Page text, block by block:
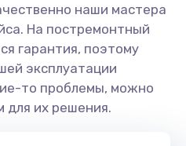
наши мастера
На постремонтный
гарантия, поэтому
эксплуатации
то проблемы, можно
для их решения.